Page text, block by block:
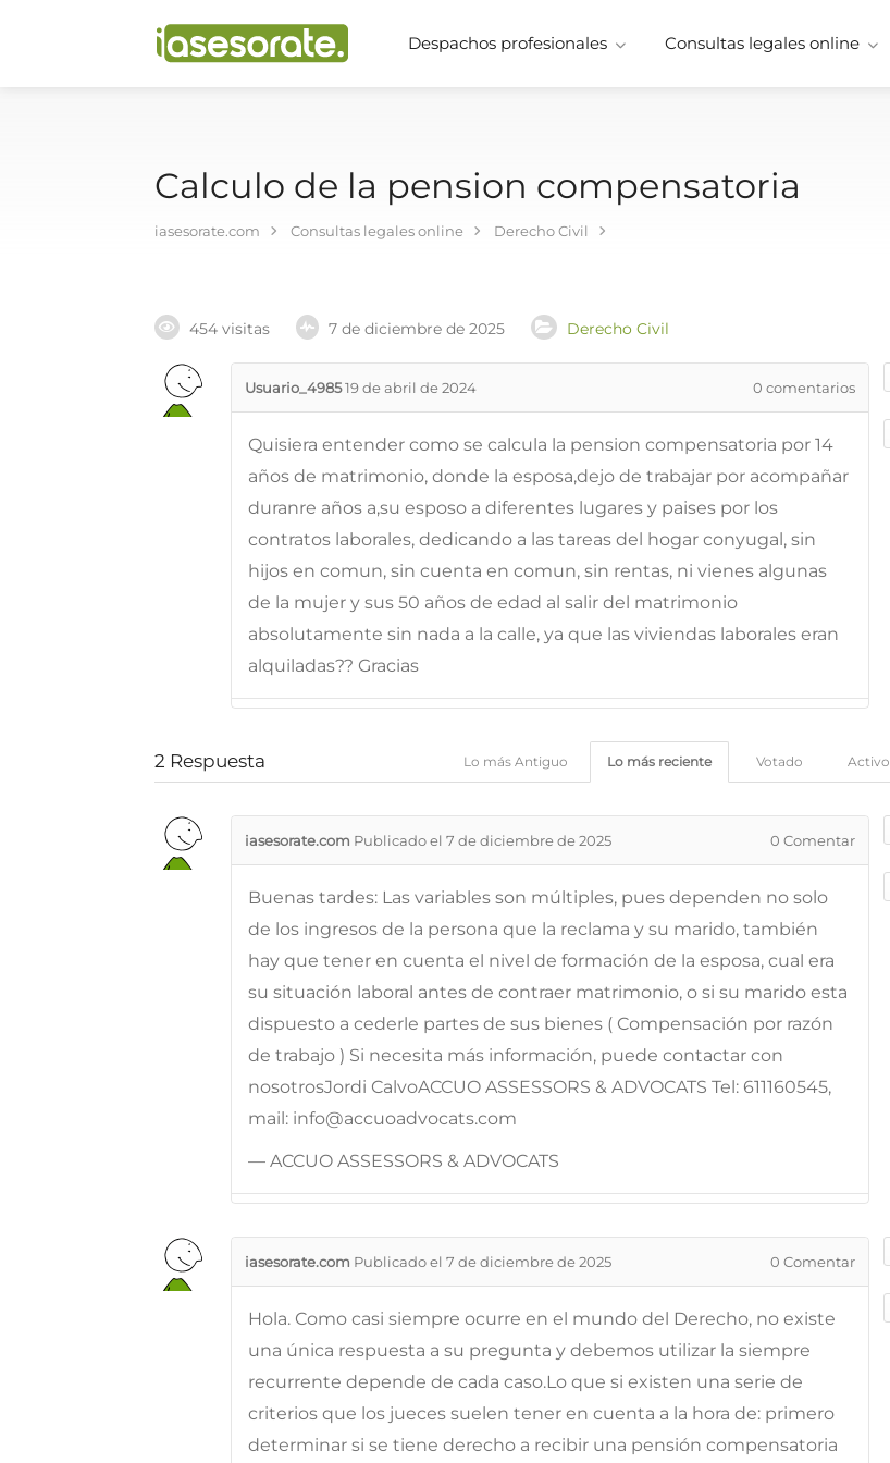
Despachos profesionales Consultas legales online
Calculo de la pension compensatoria
iasesorate.com Consultas legales online Derecho Civil
454 visitas 7 de diciembre de 2025 Derecho Civil
Usuario_498519 de abril de 2024 0 comentarios
Quisiera entender como se calcula la pension compensatoria por 14
años de matrimonio, donde la esposa,dejo de trabajar por acompañar
duranre años a,su esposo a diferentes lugares y paises por los
contratos laborales, dedicando a las tareas del hogar conyugal, sin
hijos en comun, sin cuenta en comun, sin rentas, ni vienes algunas
de la mujer y sus 50 años de edad al salir del matrimonio
absolutamente sin nada a la calle, ya que las viviendas laborales eran
alquiladas?? Gracias
2 Respuesta Activo
Votado
Lo más reciente
Lo más Antiguo
iasesorate.com Publicado el 7 de diciembre de 2025 0 Comentar
Buenas tardes: Las variables son múltiples, pues dependen no solo
de los ingresos de la persona que la reclama y su marido, también
hay que tener en cuenta el nivel de formación de la esposa, cual era
su situación laboral antes de contraer matrimonio, o si su marido esta
dispuesto a cederle partes de sus bienes ( Compensación por razón
de trabajo ) Si necesita más información, puede contactar con
nosotrosJordi CalvoACCUO ASSESSORS & ADVOCATS Tel: 611160545,
mail: info@accuoadvocats.com
— ACCUO ASSESSORS & ADVOCATS
iasesorate.com Publicado el 7 de diciembre de 2025 0 Comentar
Hola. Como casi siempre ocurre en el mundo del Derecho, no existe
una única respuesta a su pregunta y debemos utilizar la siempre
recurrente depende de cada caso.Lo que si existen una serie de
criterios que los jueces suelen tener en cuenta a la hora de: primero
determinar si se tiene derecho a recibir una pensión compensatoria